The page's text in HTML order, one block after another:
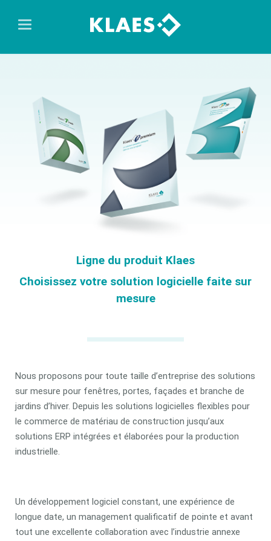
Ligne du produit Klaes
Choisissez votre solution logicielle faite sur
mesure
Nous proposons pour toute taille d’entreprise des solutions
sur mesure pour fenêtres, portes, façades et branche de
jardins d’hiver. Depuis les solutions logicielles flexibles pour
le commerce de matériau de construction jusqu’aux
solutions ERP intégrées et élaborées pour la production
industrielle.
Un développement logiciel constant, une expérience de
longue date, un management qualificatif de pointe et avant
tout une excellente collaboration avec l’industrie annexe